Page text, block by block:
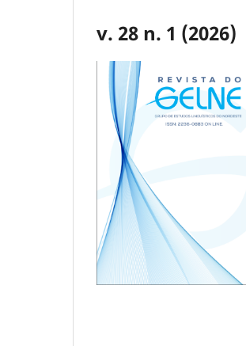
v. 28 n. 1 (2026)